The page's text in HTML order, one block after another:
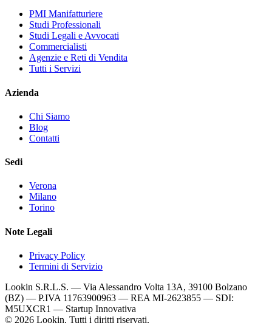
PMI Manifatturiere
Studi Professionali
Studi Legali e Avvocati
Commercialisti
Agenzie e Reti di Vendita
Tutti i Servizi
Azienda
Chi Siamo
Blog
Contatti
Sedi
Verona
Milano
Torino
Note Legali
Privacy Policy
Termini di Servizio
Lookin S.R.L.S. — Via Alessandro Volta 13A, 39100 Bolzano
(BZ) — P.IVA 11763900963 — REA MI-2623855 — SDI:
M5UXCR1 — Startup Innovativa
© 2026 Lookin. Tutti i diritti riservati.